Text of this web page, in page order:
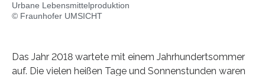
Urbane Lebensmittelproduktion
© Fraunhofer UMSICHT
Das Jahr 2018 wartete mit einem Jahrhundertsommer
auf. Die vielen heißen Tage und Sonnenstunden waren